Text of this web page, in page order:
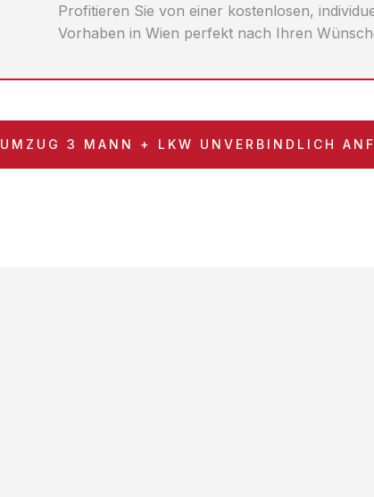
Profitieren Sie von einer kostenlosen,
Vorhaben in Wien perfekt nach Ihren
UMZUG 3 MANN + LKW UNVERBINDLICH